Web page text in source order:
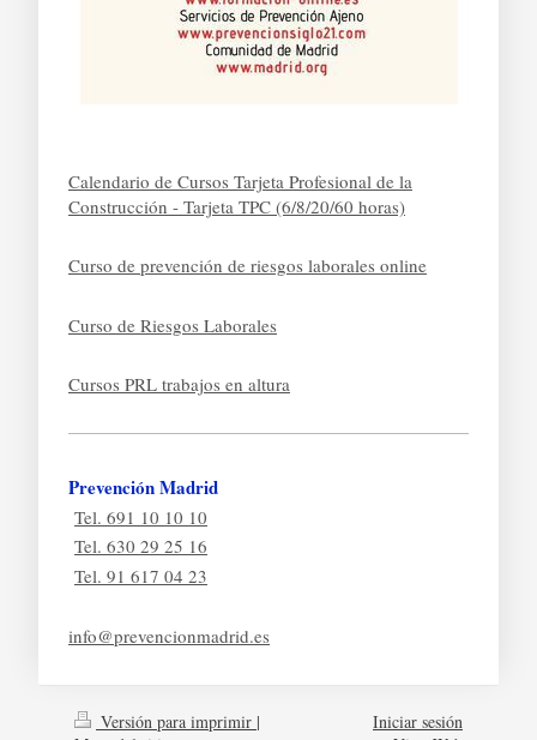
Calendario de Cursos Tarjeta Profesional de la
Construcción - Tarjeta TPC (6/8/20/60 horas)
Curso de prevención de riesgos laborales online
Curso de Riesgos Laborales
Cursos PRL trabajos en altura
Prevención Madrid
Tel. 691 10 10 10
Tel. 630 29 25 16
Tel. 91 617 04 23
info@prevencionmadrid.es
Versión para imprimir |
Iniciar sesión